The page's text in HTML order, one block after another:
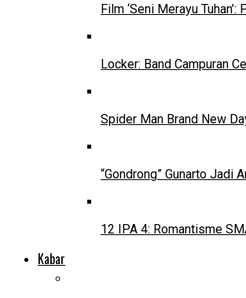
Film ‘Seni Merayu
Locker: Band Campuran
Spider Man Brand New
“Gondrong” Gunarto Jadi
12 IPA 4: Romantisme
Kabar